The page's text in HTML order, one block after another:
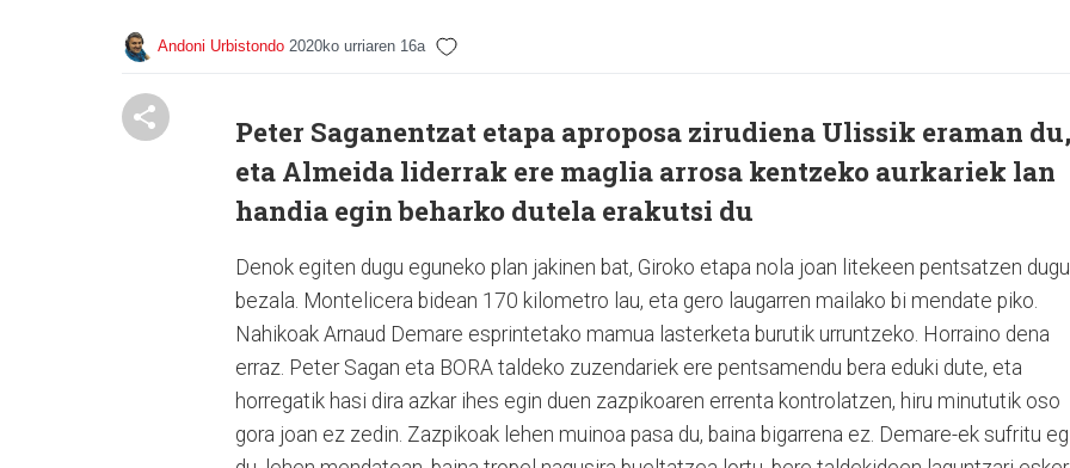
Andoni Urbistondo 2020ko urriaren 16a
Peter Saganentzat etapa aproposa zirudiena Ulissik eraman du,
eta Almeida liderrak ere maglia arrosa kentzeko aurkariek lan
handia egin beharko dutela erakutsi du
Denok egiten dugu eguneko plan jakinen bat, Giroko etapa nola joan litekeen pentsatzen
bezala. Montelicera bidean 170 kilometro lau, eta gero laugarren mailako bi mendate piko.
Nahikoak Arnaud Demare esprintetako mamua lasterketa burutik urruntzeko. Horraino dena
erraz. Peter Sagan eta BORA taldeko zuzendariek ere pentsamendu bera eduki dute, eta
horregatik hasi dira azkar ihes egin duen zazpikoaren errenta kontrolatzen, hiru minututik oso
gora joan ez zedin. Zazpikoak lehen muinoa pasa du, baina bigarrena ez. Demare-ek sufritu